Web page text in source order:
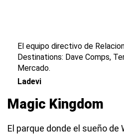
El equipo directivo de
Destinations: Dave Comps,
Mercado.
Ladevi
Magic Kingdom
El parque donde el sueño de